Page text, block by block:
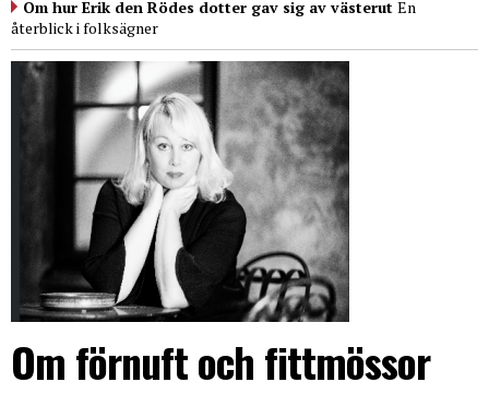
Om hur Erik den Rödes dotter gav sig av västerut En
återblick i folksägner
Om förnuft och fittmössor